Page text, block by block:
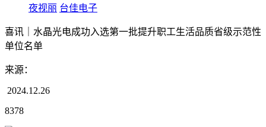
夜视丽 台佳电子
喜讯｜水晶光电成功入选第一批提升职工生活品质省级示范性
单位名单
来源：
2024.12.26
8378